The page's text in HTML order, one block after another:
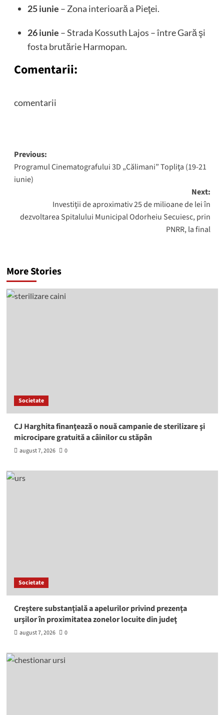
25 iunie – Zona interioară a Pieţei.
26 iunie – Strada Kossuth Lajos – între Gară şi
fosta brutărie Harmopan.
Comentarii:
comentarii
Post
navigation
Previous:
Programul Cinematografului 3D „Călimani” Topliţa (19-21
iunie)
Next:
Investiţii de aproximativ 25 de milioane de lei în
dezvoltarea Spitalului Municipal Odorheiu Secuiesc, prin
PNRR, la final
More Stories
Societate
CJ Harghita finanţează o nouă campanie de sterilizare şi
microcipare gratuită a câinilor cu stăpân
august 7, 2026 0
Societate
Creştere substanţială a apelurilor privind prezenţa
urşilor în proximitatea zonelor locuite din judeţ
august 7, 2026 0